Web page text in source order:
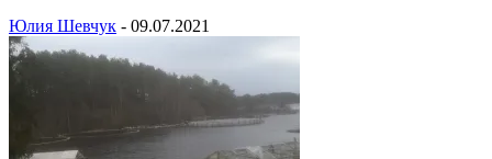
Юлия Шевчук - 09.07.2021